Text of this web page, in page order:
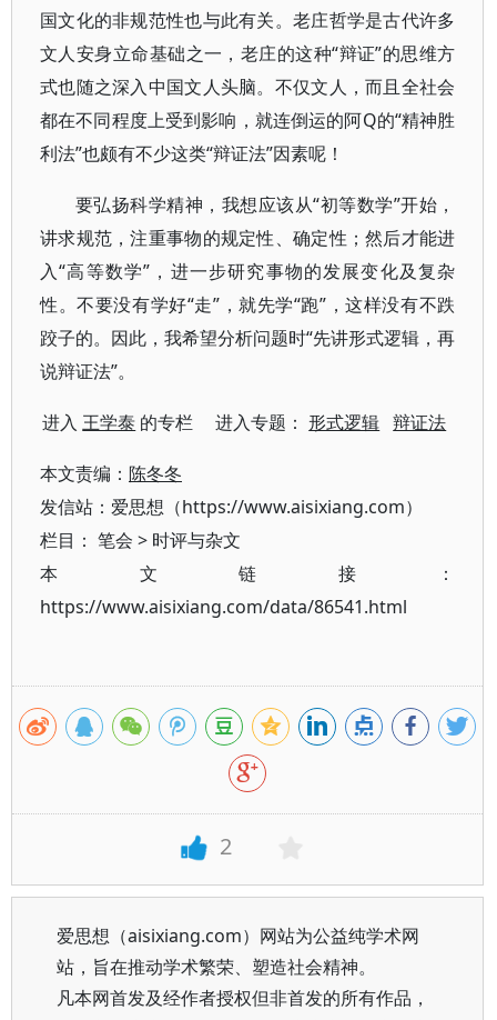
国文化的非规范性也与此有关。老庄哲学是古代许多
文人安身立命基础之一，老庄的这种“辩证”的思维方
式也随之深入中国文人头脑。不仅文人，而且全社会
都在不同程度上受到影响，就连倒运的阿Q的“精神胜
利法”也颇有不少这类“辩证法”因素呢！
要弘扬科学精神，我想应该从“初等数学”开始，
讲求规范，注重事物的规定性、确定性；然后才能进
入“高等数学”，进一步研究事物的发展变化及复杂
性。不要没有学好“走”，就先学“跑”，这样没有不跌
跤子的。因此，我希望分析问题时“先讲形式逻辑，再
说辩证法”。
进入王学泰 的专栏 进入专题：形式逻辑 辩证法
本文责编： 陈冬冬
发信站：爱思想（https://www.aisixiang.com）
栏目： 笔会 > 时评与杂文
本文链接：
https://www.aisixiang.com/data/86541.html
2
爱思想（aisixiang.com）网站为公益纯学术网
站，旨在推动学术繁荣、塑造社会精神。
凡本网首发及经作者授权但非首发的所有作品，